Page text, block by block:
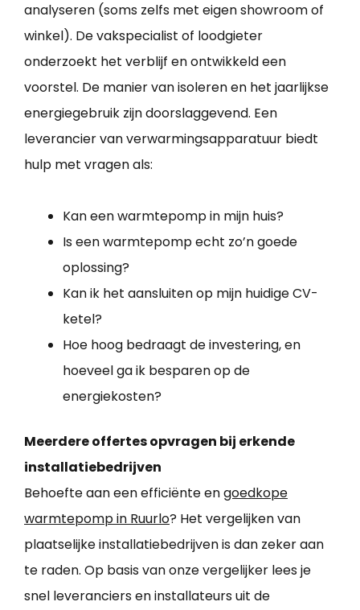
analyseren (soms zelfs met eigen showroom of
winkel). De vakspecialist of loodgieter
onderzoekt het verblijf en ontwikkeld een
voorstel. De manier van isoleren en het jaarlijkse
energiegebruik zijn doorslaggevend. Een
leverancier van verwarmingsapparatuur biedt
hulp met vragen als:
Kan een warmtepomp in mijn huis?
Is een warmtepomp echt zo’n goede
oplossing?
Kan ik het aansluiten op mijn huidige CV-
ketel?
Hoe hoog bedraagt de investering, en
hoeveel ga ik besparen op de
energiekosten?
Meerdere offertes opvragen bij erkende
installatiebedrijven
Behoefte aan een efficiënte engoedkope
warmtepomp in Ruurlo? Het vergelijken van
plaatselijke installatiebedrijven is dan zeker aan
te raden. Op basis van onze vergelijker lees je
snel leveranciers en installateurs uit de